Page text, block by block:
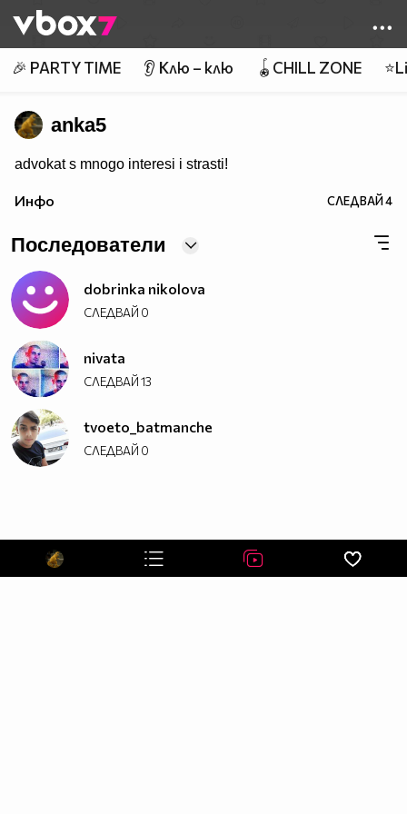
👾
🎉 PARTY TIME 👂 Клю – клю 🪀CHILL ZONE
anka5
advokat s mnogo interesi i strasti!
Инфо СЛЕДВАЙ4
Последователи
dobrinka nikolova
СЛЕДВАЙ 0
nivata
СЛЕДВАЙ13
tvoeto_batmanche
СЛЕДВАЙ 0